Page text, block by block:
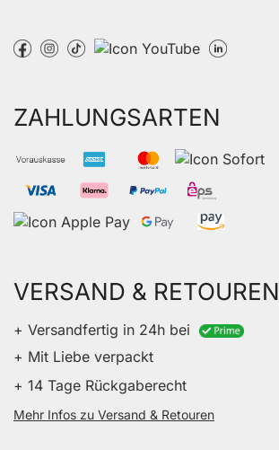
ZAHLUNGSARTEN
VERSAND & RETOUREN
+ Versandfertig in 24h bei
+ Mit Liebe verpackt
+ 14 Tage Rückgaberecht
Mehr Infos zu Versand & Retouren